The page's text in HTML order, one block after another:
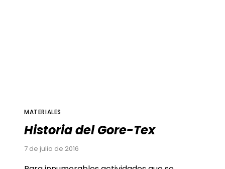
MATERIALES
Historia del Gore-Tex
7 de julio de 2016